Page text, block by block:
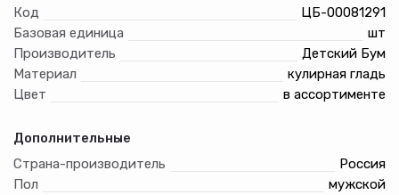
Код
ЦБ-00081291
Базовая единица
шт
Производитель
Детский Бум
Материал
кулирная гладь
Цвет
в ассортименте
Дополнительные
Страна-производитель
Россия
Пол
мужской